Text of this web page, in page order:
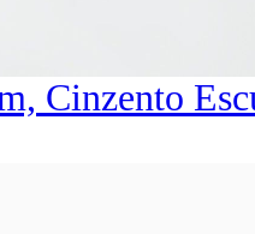
Cinzento